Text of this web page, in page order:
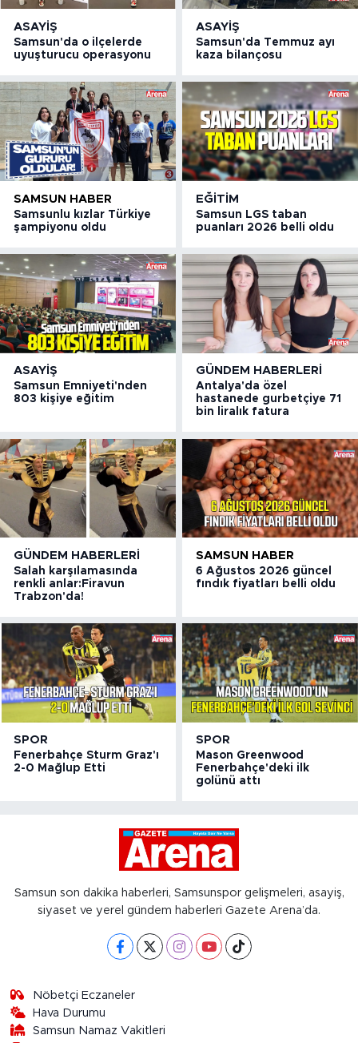
ASAYIŞ
Samsun'da o ilçelerde
uyuşturucu operasyonu
ASAYIŞ
Samsun'da Temmuz ayı
kaza bilançosu
SAMSUN HABER
Samsunlu kızlar Türkiye
şampiyonu oldu
EĞITIM
Samsun LGS taban
puanları 2026 belli oldu
ASAYIŞ
Samsun Emniyeti'nden
803 kişiye eğitim
GÜNDEM HABERLERI
Antalya'da özel
hastanede gurbetçiye 71
bin liralık fatura
GÜNDEM HABERLERI
Salah karşılamasında
renkli anlar:Firavun
Trabzon'da!
SAMSUN HABER
6 Ağustos 2026 güncel
fındık fiyatları belli oldu
SPOR
Fenerbahçe Sturm Graz'ı
2-0 Mağlup Etti
SPOR
Mason Greenwood
Fenerbahçe'deki ilk
golünü attı
Samsun son dakika haberleri, Samsunspor gelişmeleri, asayiş,
siyaset ve yerel gündem haberleri Gazete Arena’da.
Nöbetçi Eczaneler
Hava Durumu
Samsun Namaz Vakitleri